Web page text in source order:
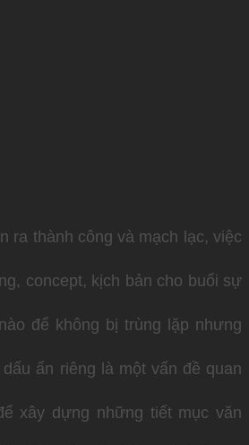
ra thành công và mạch lạc, việc
concept, kịch bản cho buổi sự
để không bị trùng lặp nhưng
ấn riêng là một vấn đề quan
xây dựng những tiết mục văn